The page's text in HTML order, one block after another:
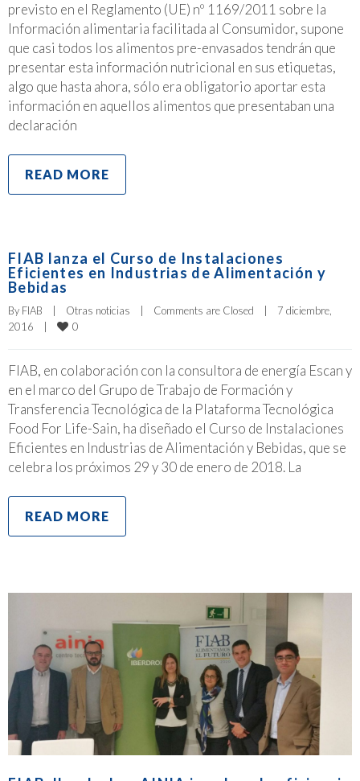
previsto en el Reglamento (UE) nº 1169/2011 sobre la
Información alimentaria facilitada al Consumidor, supone
que casi todos los alimentos pre-envasados tendrán que
presentar esta información nutricional en sus etiquetas,
algo que hasta ahora, sólo era obligatorio aportar esta
información en aquellos alimentos que presentaban una
declaración
READ MORE
FIAB lanza el Curso de Instalaciones
Eficientes en Industrias de Alimentación y
Bebidas
By FIAB Otras noticias Comments are Closed
7 diciembre,
2016
0
FIAB, en colaboración con la consultora de energía Escan y
en el marco del Grupo de Trabajo de Formación y
Transferencia Tecnológica de la Plataforma Tecnológica
Food For Life-Sain, ha diseñado el Curso de Instalaciones
Eficientes en Industrias de Alimentación y Bebidas, que se
celebra los próximos 29 y 30 de enero de 2018. La
READ MORE